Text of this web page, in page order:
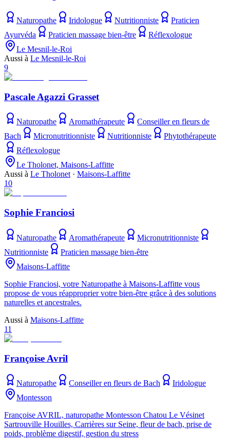
Naturopathe Iridologue Nutritionniste
Praticien
Ayurvéda
Praticien massage bien-être
Réflexologue
Le Mesnil-le-Roi
Aussi à Le Mesnil-le-Roi
9
Pascale Agazzi Grasset
Naturopathe Aromathérapeute
Conseiller en fleurs de
Bach
Micronutritionniste Nutritionniste
Phytothérapeute
Réflexologue
Le Tholonet, Maisons-Laffitte
Aussi à Le Tholonet· Maisons-Laffitte
10
Sophie Franciosi
Naturopathe Aromathérapeute
Micronutritionniste
Nutritionniste
Praticien massage bien-être
Maisons-Laffitte
Sophie Franciosi, votre Naturopathe à Maisons-Laffitte vous
propose de vous réapproprier votre bien-être grâce à des solutions
naturelles et ancestrales.
Aussi à Maisons-Laffitte
11
Françoise Avril
Naturopathe Conseiller en fleurs de Bach
Iridologue
Montesson
Françoise AVRIL, naturopathe Montesson Chatou Le Vésinet
Sartrouville Houilles, Carrières sur Seine, fleur de bach, prise de
poids, problème digestif, gestion du stress